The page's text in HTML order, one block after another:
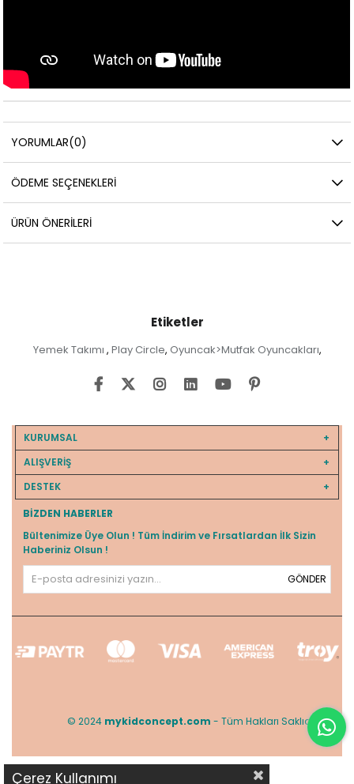
YORUMLAR(0)
ÖDEME SEÇENEKLERI
ÜRÜN ÖNERILERI
Etiketler
Yemek Takımı , Play Circle, Oyuncak>Mutfak Oyuncakları,
KURUMSAL
ALIŞVERİŞ
DESTEK
BIZDEN HABERLER
Bültenimize Üye Olun ! Tüm İndirim ve Fırsatlardan İlk Sizin
Haberiniz Olsun !
GÖNDER
© 2024 mykidconcept.com - Tüm Hakları Saklıdır.
Çerez Kullanımı